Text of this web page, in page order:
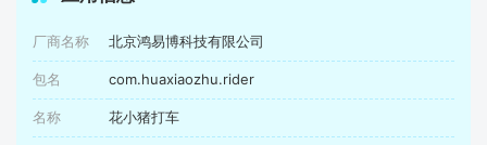
厂商名称 北京鸿易博科技有限公司
包名 com.huaxiaozhu.rider
名称 花小猪打车